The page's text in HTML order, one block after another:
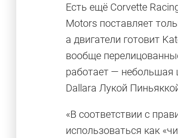
Есть ещё Corvette
Motors поставляет
а двигатели готовит
вообще
работает — небольшая
Dallara Лукой
«В соответствии с
использоваться как